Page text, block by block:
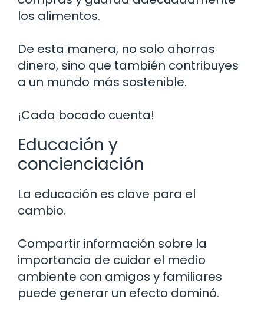
los alimentos.
De esta manera, no solo ahorras
dinero, sino que también contribuyes
a un mundo más sostenible.
¡Cada bocado cuenta!
Educación y
concienciación
La educación es clave para el
cambio.
Compartir información sobre la
importancia de cuidar el medio
ambiente con amigos y familiares
puede generar un efecto dominó.